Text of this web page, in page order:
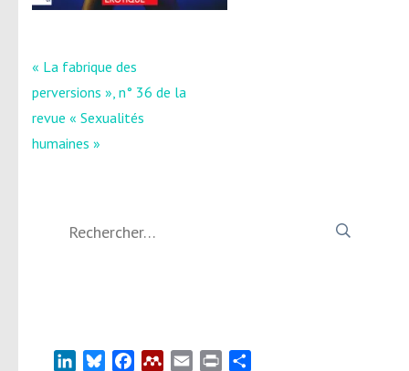
Navigation
de
l’article
« La fabrique des
perversions », n° 36 de la
revue « Sexualités
humaines »
LinkedInBlueskyFacebookMendeley
Email Print